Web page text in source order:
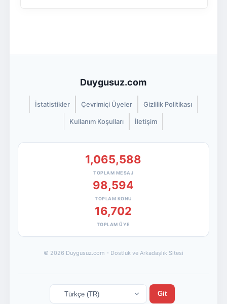
Duygusuz.com
İstatistikler Çevrimiçi Üyeler Gizlilik Politikası
Kullanım Koşulları İletişim
1,065,588
TOPLAM MESAJ
98,594
TOPLAM KONU
16,702
TOPLAM ÜYE
© 2026 Duygusuz.com - Dostluk ve Arkadaşlık Sitesi